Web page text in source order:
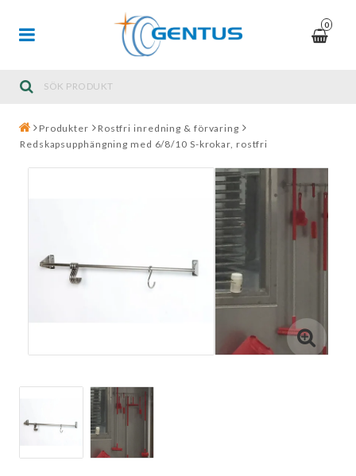
0
Produkter
Rostfri inredning & förvaring
Redskapsupphängning med 6/8/10 S-krokar, rostfri